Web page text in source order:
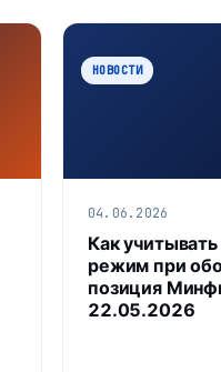
НОВОСТИ
04.06.2026
Как
режим при
позиция
22.05.2026